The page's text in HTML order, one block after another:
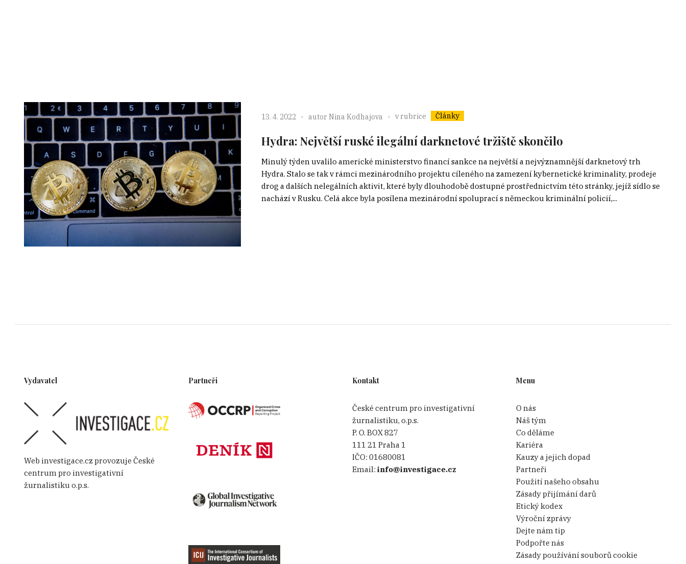
13. 4. 2022 autor Nina Kodhajova v rubrice Články
Hydra: Největší ruské ilegální darknetové tržiště skončilo
Minulý týden uvalilo americké ministerstvo financí sankce na největší a nejvýznamnější darknetový trh
Hydra. Stalo se tak v rámci mezinárodního projektu cíleného na zamezení kybernetické kriminality, prodeje
drog a dalších nelegálních aktivit, které byly dlouhodobě dostupné prostřednictvím této stránky, jejíž sídlo se
nachází v Rusku. Celá akce byla posílena mezinárodní spoluprací s německou kriminální policií,...
Vydavatel
Web investigace.cz provozuje České
centrum pro investigativní
žurnalistiku o.p.s.
Partneři Kontakt
České centrum pro investigativní
žurnalistiku, o.p.s.
P. O. BOX 827
111 21 Praha 1
IČO: 01680081
Email: info@investigace.cz
Menu
O nás
Náš tým
Co děláme
Kariéra
Kauzy a jejich dopad
Partneři
Použití našeho obsahu
Zásady přijímání darů
Etický kodex
Výroční zprávy
Dejte nám tip
Podpořte nás
Zásady používání souborů cookie